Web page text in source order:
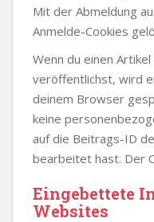
Mit der Abmeldung
Anmelde-Cookies
Wenn du einen
veröffentlichst, wird
deinem Browser
keine
auf die Beitrags-ID
bearbeitet hast. Der
Eingebettete
Websites